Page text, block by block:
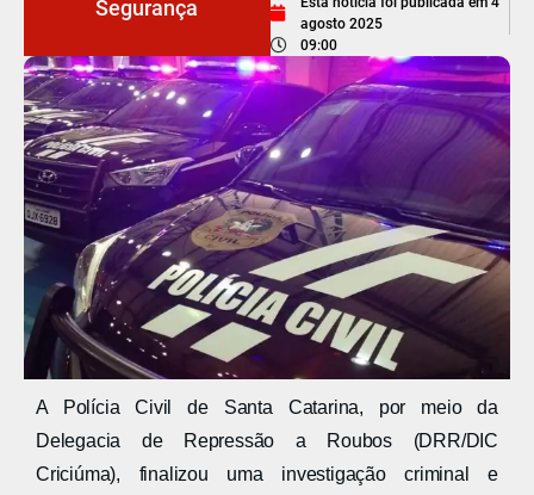
Segurança
agosto 2025
09:00
A Polícia Civil de Santa Catarina, por meio da
Delegacia de Repressão a Roubos (DRR/DIC
Criciúma), finalizou uma investigação criminal e